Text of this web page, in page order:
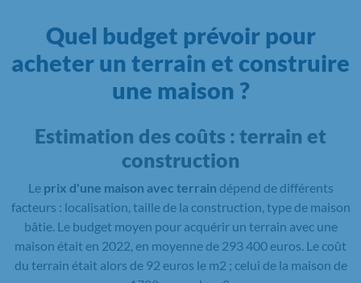
Quel budget prévoir pour
acheter un terrain et construire
une maison ?
Estimation des coûts : terrain et
construction
Le prix d'une maison avec terrain dépend de différents
facteurs : localisation, taille de la construction, type de maison
bâtie. Le budget moyen pour acquérir un terrain avec une
maison était en 2022, en moyenne de 293 400 euros. Le coût
du terrain était alors de 92 euros le m2 ; celui de la maison de